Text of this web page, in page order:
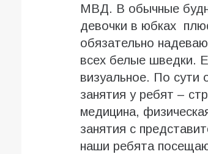
МВД. В обычные
девочки в юбках
обязательно
всех белые шведки.
визуальное. По сути
занятия у ребят –
медицина,
занятия с
наши ребята